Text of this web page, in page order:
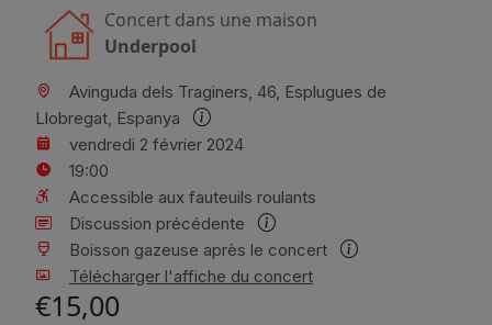
Concert dans une maison
Underpool
Avinguda dels Traginers, 46, Esplugues de
Llobregat, Espanya
vendredi 2 février 2024
19:00
Accessible aux fauteuils roulants
Discussion précédente
Boisson gazeuse après le concert
Télécharger l'affiche du concert
€15,00